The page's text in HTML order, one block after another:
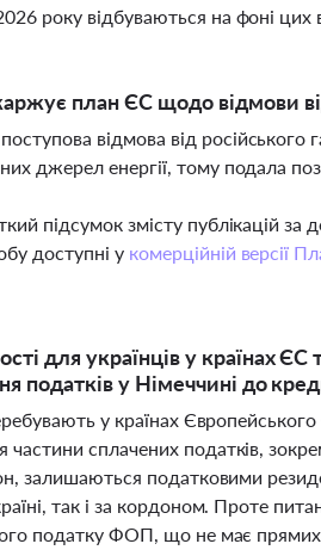
року відбуваються на фоні
план ЄС щодо відмови
відмова від російського
джерел енергії, тому подала
підсумок змісту публікацій
доступні у комерційній версії
для українців у країнах
податків у Німеччині до
у країнах
сплачених податків,
залишаються податковими
так і за кордоном. Проте
податку ФОП, що не має прямих